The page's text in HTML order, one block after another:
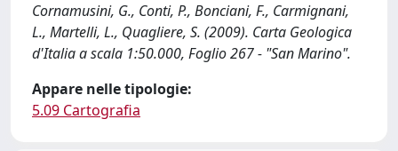
Cornamusini, G., Conti, P., Bonciani, F., Carmignani,
L., Martelli, L., Quagliere, S. (2009). Carta Geologica
d'Italia a scala 1:50.000, Foglio 267 - "San Marino".
Appare nelle tipologie:
5.09 Cartografia